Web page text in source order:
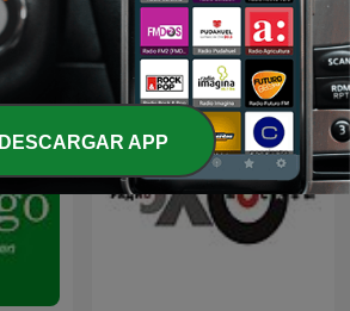
internacionales de Noticias
DESCARGAR APP